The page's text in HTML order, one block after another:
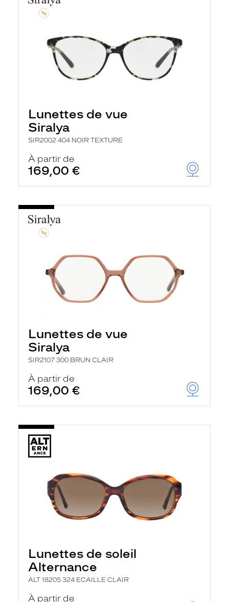
Lunettes de vue
Siralya
SIR2002 404 NOIR TEXTURE
À partir de
169,00 €
Lunettes de vue
Siralya
SIR2107 300 BRUN CLAIR
À partir de
169,00 €
Lunettes de soleil
Alternance
ALT 18205 324 ECAILLE CLAIR
À partir de